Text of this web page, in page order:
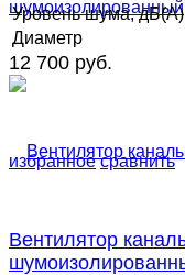
избранное сравнить
Уровень шума, дБ(А)
Диаметр
12 700 руб.
Вентилятор